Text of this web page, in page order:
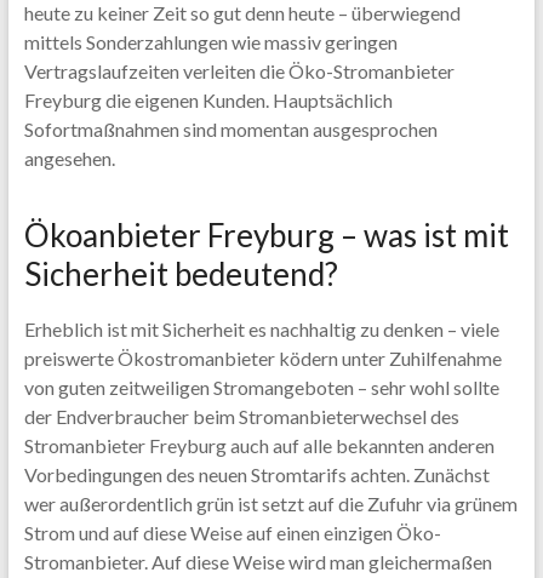
heute zu keiner Zeit so gut denn heute – überwiegend
mittels Sonderzahlungen wie massiv geringen
Vertragslaufzeiten verleiten die Öko-Stromanbieter
Freyburg die eigenen Kunden. Hauptsächlich
Sofortmaßnahmen sind momentan ausgesprochen
angesehen.
Ökoanbieter Freyburg – was ist mit
Sicherheit bedeutend?
Erheblich ist mit Sicherheit es nachhaltig zu denken – viele
preiswerte Ökostromanbieter ködern unter Zuhilfenahme
von guten zeitweiligen Stromangeboten – sehr wohl sollte
der Endverbraucher beim Stromanbieterwechsel des
Stromanbieter Freyburg auch auf alle bekannten anderen
Vorbedingungen des neuen Stromtarifs achten. Zunächst
wer außerordentlich grün ist setzt auf die Zufuhr via grünem
Strom und auf diese Weise auf einen einzigen Öko-
Stromanbieter. Auf diese Weise wird man gleichermaßen